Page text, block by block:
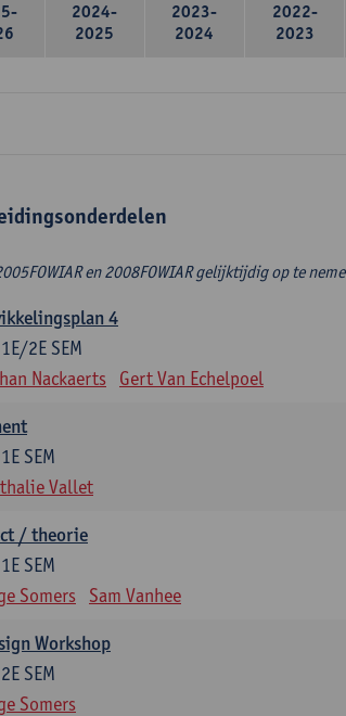
2024-
2025
2023-
2024
2022-
2023
en 2008FOWIAR gelijktijdig op te
4
1E/2E SEM
Nackaerts Gert Van Echelpoel
1E SEM
Vallet
/ theorie
1E SEM
Somers Sam Vanhee
Workshop
2E SEM
Somers